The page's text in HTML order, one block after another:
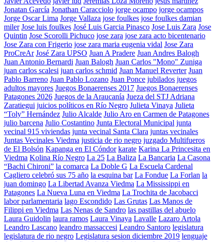
Jonatan García Jonathan Caracciolo jorge ocampo jorge ocampos
Jorge Oscar Lima Jorge Vallaza jose foulkes jose foulkes damian
miler Jose luis foulkes José Luis Garcia Pinasco Jose Luis Zara Jose
Quintin Jose Scorolli Pichuco jose zara jose zara acto bicentenario
Jose Zara con Frigerio jose zara maria eugenia vidal Jose Zara
ProCreAr José Zara UPSO Juan A Pradere Juan Andres Balogh
Juan Antonio Bernardi Juan Balogh Juan Carlos "Mono" Zuniga
juan carlos scalesi juan carlos schmid Juan Manuel Reverter Juan
Pablo Barreno Juan Pablo Lozano Juan Ponce jubilados juegos
adultos mayores Juegos Bonaerenses 2017 Juegos Bonaerenses
Patagones 2026 Juegos de la Araucanía Jueza del STJ Adriana
Zaratiegui juicios políticos en Río Negro Julieta Vinaya Julieta
“Toly” Hernández Julio Alcalde Julio Aro en Carmen de Patagones
julio barcena Julio Costantino Junta Electoral Municipal junta
vecinal 915 viviendas junta vecinal Santa Clara juntas vecinales
Juntas Vecinales Viedma justicia de rio negro juzgado Multifueros
de El Bolsón Kapanga en El Cóndor karate Karina La Princesita en
Viedma Kolina Río Negro La 25 La Baliza La Bancaria La Casona
“Bachi Chironi” la comarca La Doble G La Escuela Cardenal
Cagliero celebró sus 75 año la esquina bar La Fondue La Forlan la
juan domingo La Libertad Avanza Viedma La Mississippi en
Patagones La Nueva Luna en Viedma La Trochita de Jacobacci
labor parlamentaria lago Escondido Las Grutas Las Manos de
Filippi en Viedma Las Nenas de Sandro las pastillas del abuelo
Laura Guidolin laura ramos Laura Vinaya Lavalle Lazaro Artola
Leandro Lascano leandro massaccesi Leandro Santoro legislatura
legislatura de rio negro Legislatura sesion diciembre 2019 lenguaje